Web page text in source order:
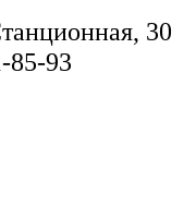
30
85-93